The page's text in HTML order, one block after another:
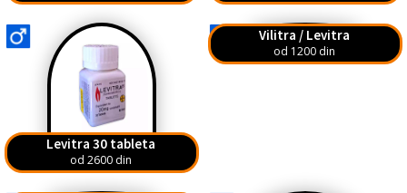
Levitra 30 tableta
od 2600 din
Vilitra / Levitra
od 1200 din